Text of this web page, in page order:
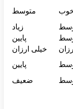
متوسط
زیاد
پایین
ارزان
خیلی ارزان
پایین
ضعیف